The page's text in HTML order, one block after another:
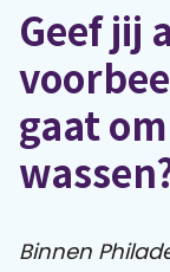
Leren &
Webinars
E-learnings
Geef jij
gaat
Binnen